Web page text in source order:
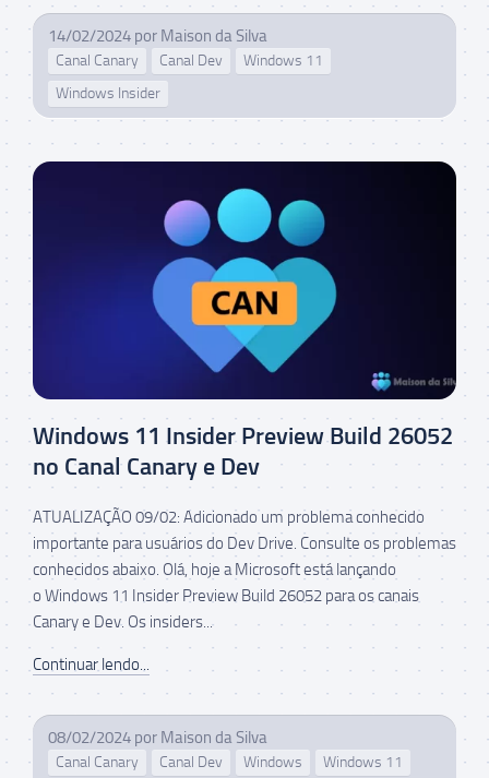
14/02/2024 por Maison da Silva
Canal Canary Canal Dev
Windows 11
Windows Insider
Windows 11 Insider Preview Build 26052
no Canal Canary e Dev
ATUALIZAÇÃO 09/02: Adicionado um problema conhecido
importante para usuários do Dev Drive. Consulte os problemas
conhecidos abaixo. Olá, hoje a Microsoft está lançando
o Windows 11 Insider Preview Build 26052 para os canais
Canary e Dev. Os insiders...
Continuar lendo...
08/02/2024 por Maison da Silva
Canal Canary Canal Dev Windows
Windows 11